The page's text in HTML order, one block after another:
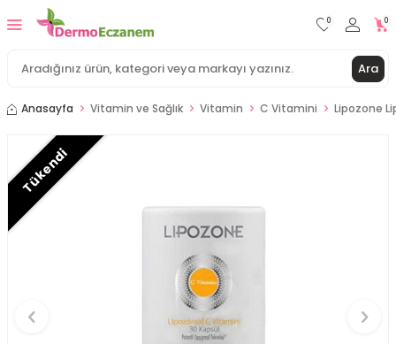
Ara
0 0
Anasayfa Vitamin ve Sağlık Vitamin C Vitamini Lipozone
Tükendi